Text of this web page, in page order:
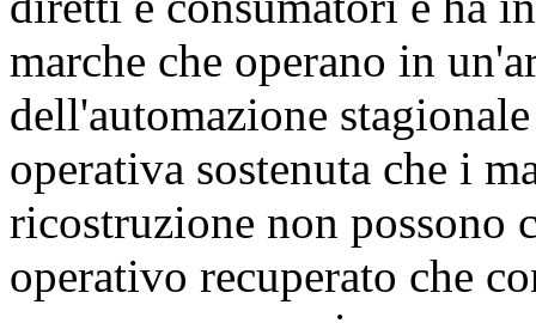
marche che operano in
dell'automazione
operativa sostenuta che i
ricostruzione non possono
operativo recuperato che